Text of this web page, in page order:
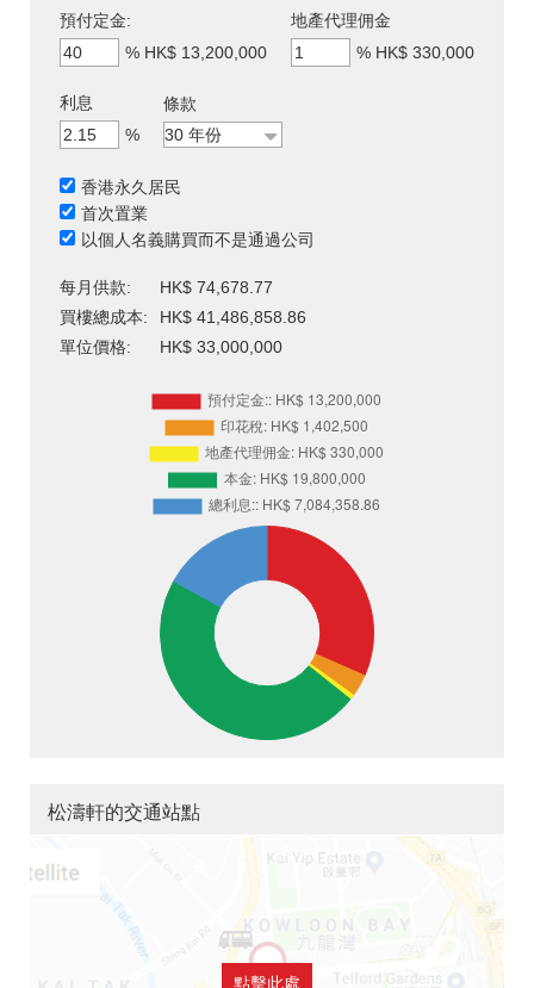
預付定金:
% HK$ 13,200,000
地產代理佣金
% HK$ 330,000
利息
%
條款
香港永久居民
首次置業
以個人名義購買而不是通過公司
每月供款:
HK$ 74,678.77
買樓總成本:
HK$ 41,486,858.86
單位價格:
HK$ 33,000,000
松濤軒的交通站點
點擊此處